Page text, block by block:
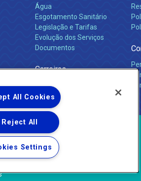
Água
Esgotamento Sanitário
Legislação e Tarifas
Evolução dos Serviços
Documentos
Carreiras
All Cookies
Reject All
Settings